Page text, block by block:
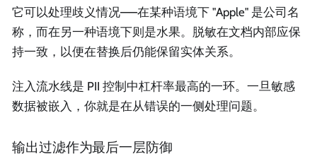
它可以处理歧义情况——在某种语境下 "Apple" 是公司名
称，而在另一种语境下则是水果。脱敏在文档内部应保
持一致，以便在替换后仍能保留实体关系。
注入流水线是 PII 控制中杠杆率最高的一环。一旦敏感
数据被嵌入，你就是在从错误的一侧处理问题。
输出过滤作为最后一层防御